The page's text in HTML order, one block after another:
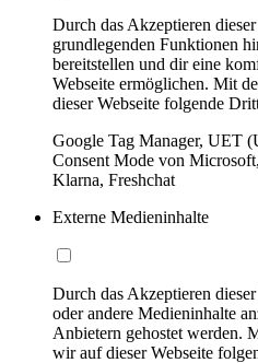
Durch das Akzeptieren
grundlegenden Funktionen
bereitstellen und dir eine
Webseite ermöglichen. Mit
dieser Webseite folgende
Google Tag Manager, UET
Consent Mode von
Klarna, Freshchat
Externe Medieninhalte
Durch das Akzeptieren
oder andere Medieninhalte
Anbietern gehostet werden.
wir auf dieser Webseite